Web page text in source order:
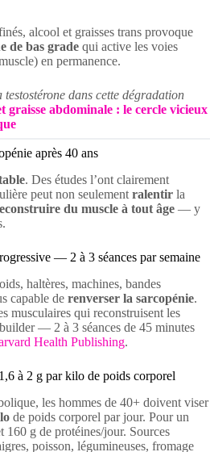
alcool et graisses trans provoque
de bas grade qui active les voies
en permanence.
dans cette dégradation
graisse abdominale : le cercle vicieux
après 40 ans
. Des études l’ont clairement
peut non seulement ralentir la
du muscle à tout âge — y
— 2 à 3 séances par semaine
haltères, machines, bandes
capable de renverser la sarcopénie.
musculaires qui reconstruisent les
— 2 à 3 séances de 45 minutes
Health Publishing.
à 2 g par kilo de poids corporel
les hommes de 40+ doivent viser
de poids corporel par jour. Pour un
160 g de protéines/jour. Sources
poisson, légumineuses, fromage